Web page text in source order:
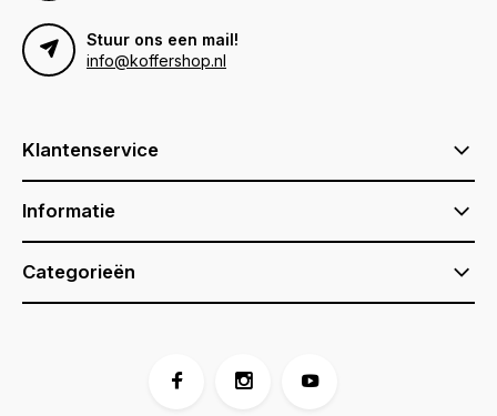
Stuur ons een mail!
info@koffershop.nl
Klantenservice
Informatie
Categorieën